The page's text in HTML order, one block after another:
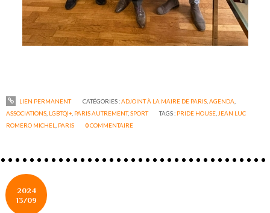
LIEN PERMANENT CATÉGORIES :ADJOINT À LA MAIRE DE PARIS,AGENDA,
ASSOCIATIONS, LGBTQI+, PARIS AUTREMENT,SPORT TAGS : PRIDE HOUSE,JEAN LUC
ROMERO MICHEL, PARIS 0COMMENTAIRE
2024
13/09